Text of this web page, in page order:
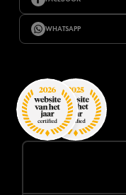
WHATSAPP